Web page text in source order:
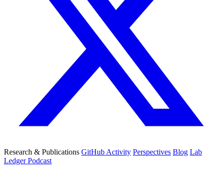
Research & Publications GitHub Activity Perspectives Blog Lab
Ledger Podcast